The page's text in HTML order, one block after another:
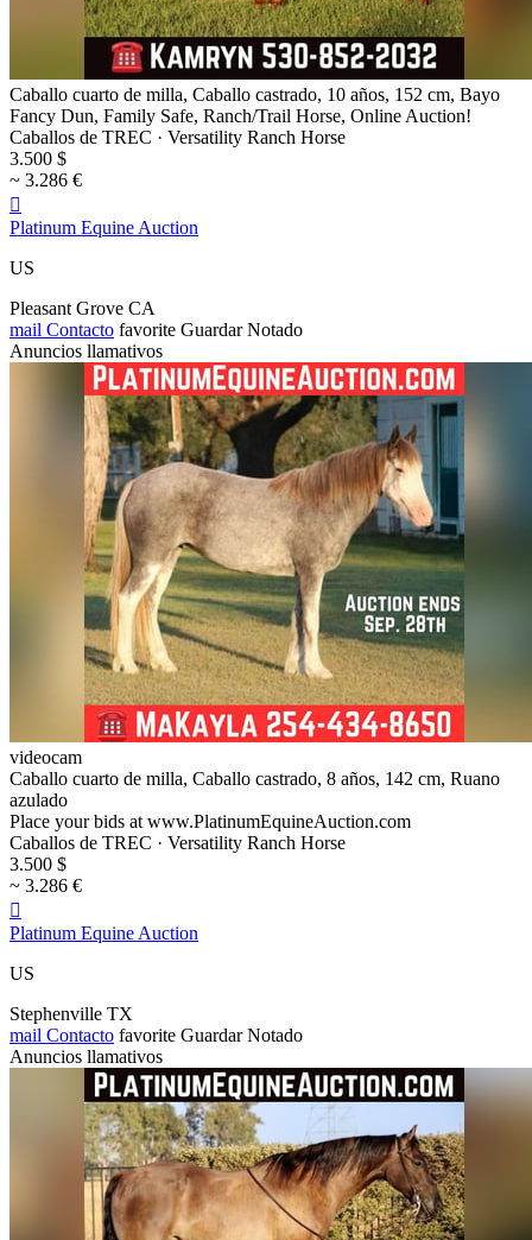
Caballo cuarto de milla, Caballo castrado, 10 años, 152 cm, Bayo
Fancy Dun, Family Safe, Ranch/Trail Horse, Online Auction!
Caballos de TREC · Versatility Ranch Horse
3.500 $
~ 3.286 €

Platinum Equine Auction
US
Pleasant Grove CA
mail Contacto favorite Guardar Notado
Anuncios llamativos
videocam
Caballo cuarto de milla, Caballo castrado, 8 años, 142 cm, Ruano
azulado
Place your bids at www.PlatinumEquineAuction.com
Caballos de TREC · Versatility Ranch Horse
3.500 $
~ 3.286 €

Platinum Equine Auction
US
Stephenville TX
mail Contacto favorite Guardar Notado
Anuncios llamativos